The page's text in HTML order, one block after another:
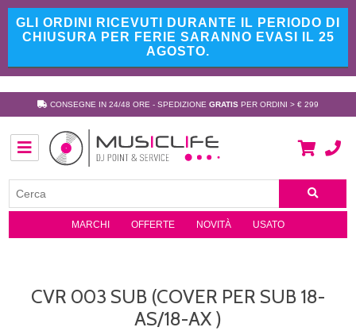
GLI ORDINI RICEVUTI DURANTE IL PERIODO DI
CHIUSURA PER FERIE SARANNO EVASI IL 25
AGOSTO.
CONSEGNE IN 24/48 ORE - SPEDIZIONE GRATIS PER ORDINI > € 299
MARCHI OFFERTE NOVITÀ USATO
CVR 003 SUB (COVER PER SUB 18-
AS/18-AX )